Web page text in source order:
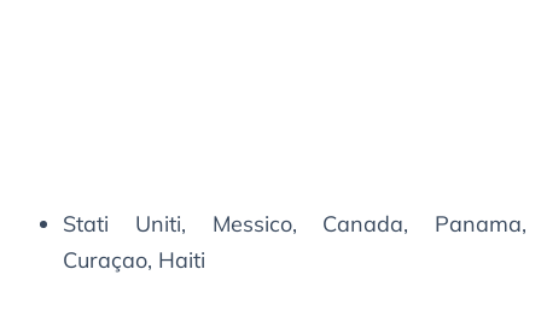
Stati Uniti, Messico, Canada, Panama,
Curaçao, Haiti